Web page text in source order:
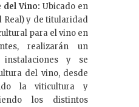
del Vino: Ubicado en
Real) y de titularidad
para el vino en
realizarán un
y se
del vino, desde
la viticultura y
los distintos